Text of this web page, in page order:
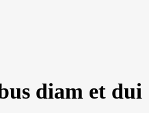
diam et dui